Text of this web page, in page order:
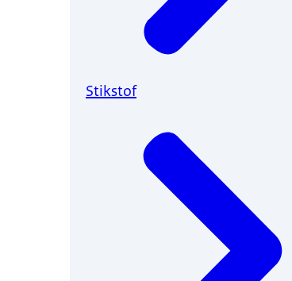
Stikstof